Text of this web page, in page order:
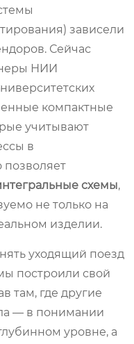
зависели
Сейчас
НИИ
компактные
учитывают
в
позволяет
схемы,
не только на
изделии.
уходящий поезд
построили свой
там, где другие
— в понимании
уровне, а